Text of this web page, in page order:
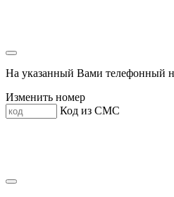
На указанный Вами телефонный
Изменить номер
Код из СМС